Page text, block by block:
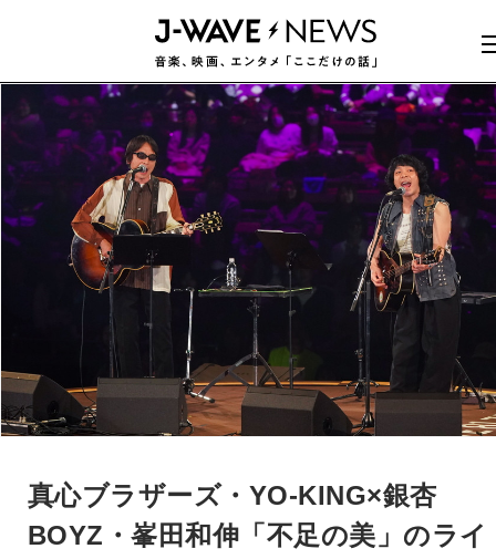
真心ブラザーズ・YO-KING×銀杏
BOYZ・峯田和伸「不足の美」のライ